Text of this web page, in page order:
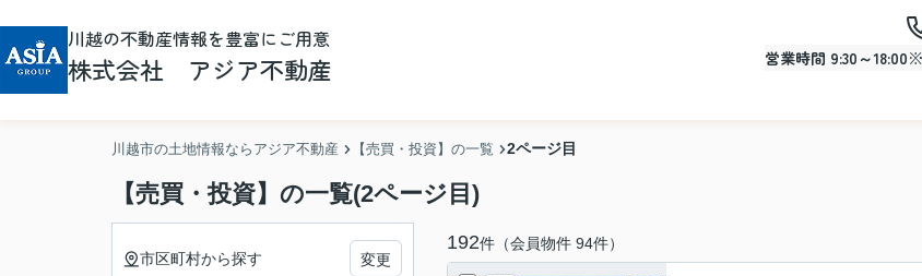
川越の不動産情報を豊富にご用意
株式会社 アジア不動産 営業時間 9:30～
川越市の土地情報ならアジア不動産 【売買・投資】の一覧 2ページ目
【売買・投資】の一覧(2ページ目)
192件（会員物件 94件）
市区町村から探す 変更